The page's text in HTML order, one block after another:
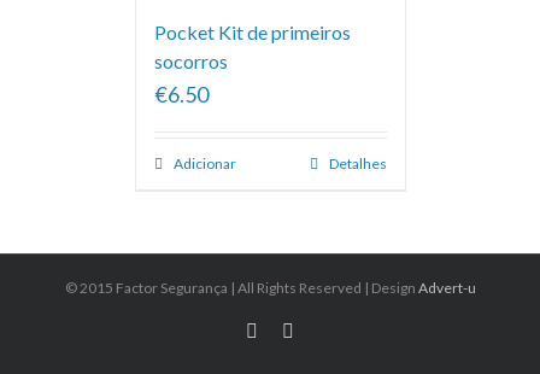
Pocket Kit de primeiros
socorros
€6.50
Adicionar Detalhes
© 2015 Factor Segurança | All Rights Reserved | Design Advert-u